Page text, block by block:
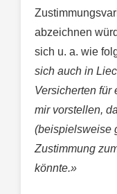
abzeichnen
sich u. a. wie
sich auch in
Versicherten für
mir vorstellen,
(beispielsweise
Zustimmung
könnte.»